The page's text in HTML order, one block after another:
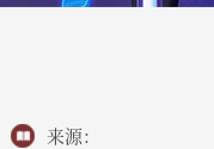
来源：